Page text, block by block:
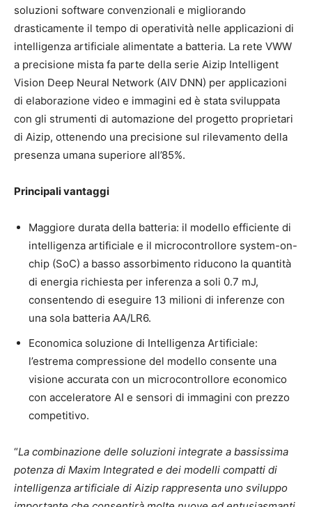
soluzioni software convenzionali e migliorando
drasticamente il tempo di operatività nelle applicazioni di
intelligenza artificiale alimentate a batteria. La rete VWW
a precisione mista fa parte della serie Aizip Intelligent
Vision Deep Neural Network (AIV DNN) per applicazioni
di elaborazione video e immagini ed è stata sviluppata
con gli strumenti di automazione del progetto proprietari
di Aizip, ottenendo una precisione sul rilevamento della
presenza umana superiore all’85%.
Principali vantaggi
Maggiore durata della batteria: il modello efficiente di
intelligenza artificiale e il microcontrollore system-on-
chip (SoC) a basso assorbimento riducono la quantità
di energia richiesta per inferenza a soli 0.7 mJ,
consentendo di eseguire 13 milioni di inferenze con
una sola batteria AA/LR6.
Economica soluzione di Intelligenza Artificiale:
l’estrema compressione del modello consente una
visione accurata con un microcontrollore economico
con acceleratore AI e sensori di immagini con prezzo
competitivo.
“La combinazione delle soluzioni integrate a bassissima
potenza di Maxim Integrated e dei modelli compatti di
intelligenza artificiale di Aizip rappresenta uno sviluppo